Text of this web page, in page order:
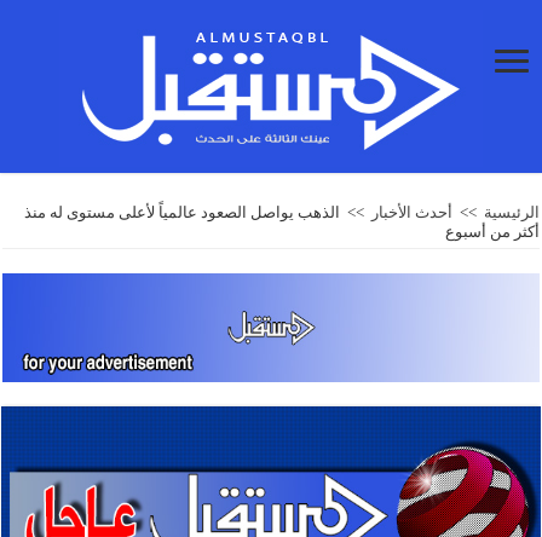
الرئيسية >> أحدث الأخبار >>
الذهب يواصل الصعود عالمياً لأعلى مستوى له منذ
أكثر من أسبوع